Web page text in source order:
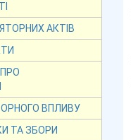
АКТІВ
ВПЛИВУ
ТА ЗБОРИ